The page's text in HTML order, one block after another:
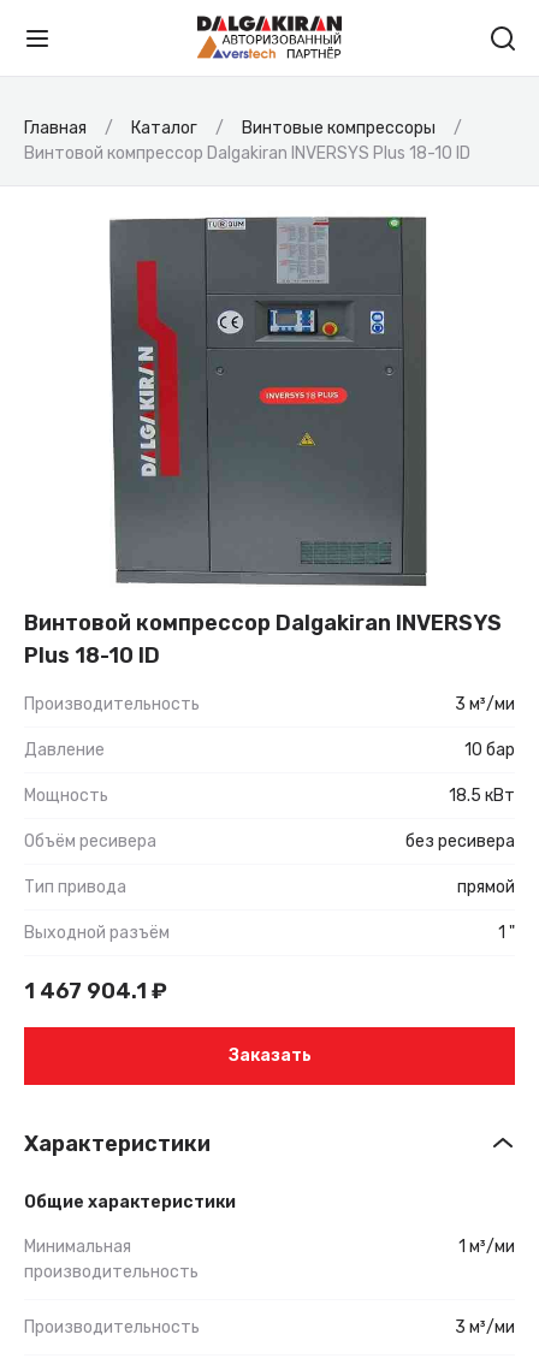
Главная Каталог
Винтовые компрессоры
Винтовой компрессор Dalgakiran INVERSYS Plus 18-10 ID
Винтовой компрессор Dalgakiran INVERSYS
Plus 18-10 ID
Производительность 3 м³/ми
Давление 10 бар
Мощность 18.5 кВт
Объём ресивера без ресивера
Тип привода прямой
Выходной разъём 1 "
1 467 904.1 ₽
Заказать
Характеристики
Общие характеристики
Минимальная
производительность
1 м³/ми
Производительность 3 м³/ми